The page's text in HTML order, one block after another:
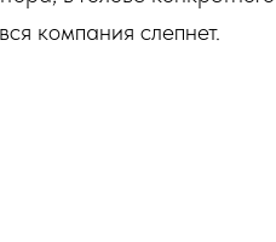
компания слепнет.